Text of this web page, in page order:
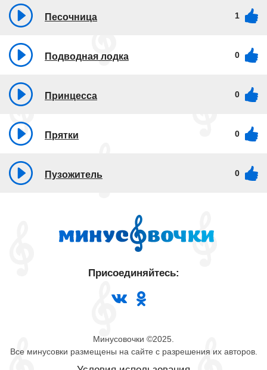
Песочница 1
Подводная лодка 0
Принцесса 0
Прятки 0
Пузожитель 0
Минусовочки ©2025.
Все минусовки размещены на сайте с разрешения их авторов.
Присоединяйтесь: